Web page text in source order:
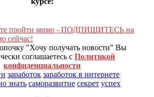
"Хочу получать новости" Вы
соглашаетесь с Политикой
конфиденциальности
заработок заработок в интернете
знать саморазвитие секрет успех